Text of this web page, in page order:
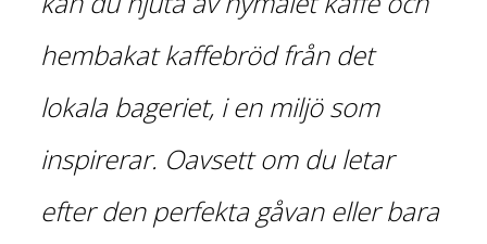
hembakat kaffebröd från det
lokala bageriet, i en miljö som
inspirerar. Oavsett om du letar
efter den perfekta gåvan eller bara